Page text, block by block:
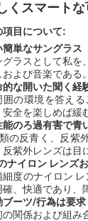
くスマート
項目について:
簡単なサングラス
グラスとして私を
よび音楽である。
的な開いた聞く経
囲の環境を答え
安全を楽しめば緩
能のろ過有害で青
の反青く、反紫
反紫外レンズは目
ナイロン レンズ
細度のナイロン
確、快適であり、
ブーツ/行為は要求
の関係および組み